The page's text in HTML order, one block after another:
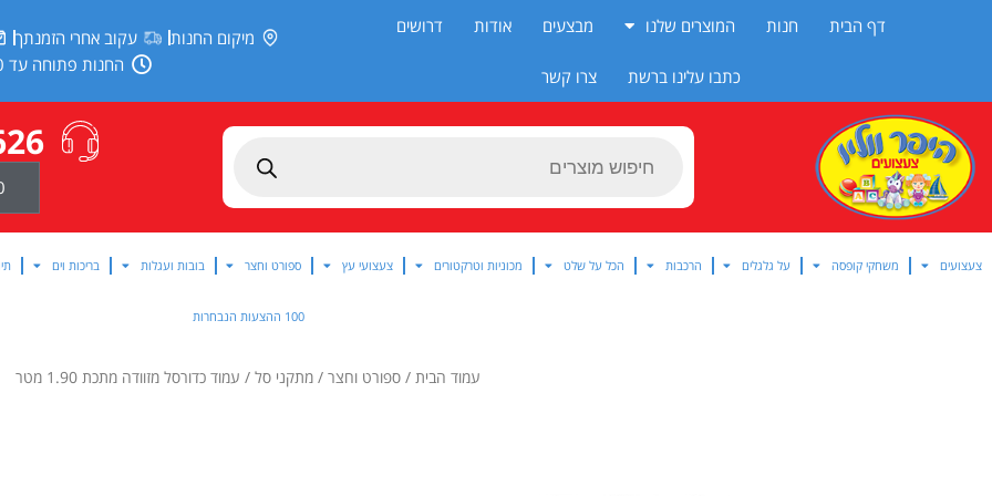
דף הבית חנות המוצרים שלנו מבצעים אודות דרושים
כתבו עלינו ברשת צרו קשר
מיקום החנות עקוב אחרי הזמנתך
החנות פתוחה עד 20:00
Products
צעצועים משחקי קופסה על גלגלים הרכבות הכל על שלט מכוניות וטרקטורים צעצועי עץ ספורט וחצר בובות ועגלות בריכות וים
100 ההצעות הנבחרות
עמוד הבית / ספורט וחצר / מתקני סל / עמוד כדורסל מזוודה מתכת 1.90 מטר